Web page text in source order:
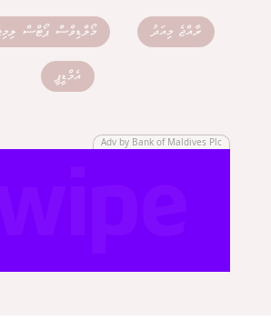
ރާއްޖެ މިއަދު މޯލްޑިވްސް ޕޯޓްސް
އެމްޑީޕީ
Adv by Bank of Maldives Plc